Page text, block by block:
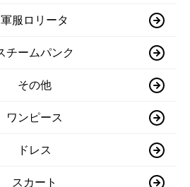
軍服ロリータ
チームパンク
その他
ワンピース
ドレス
スカート